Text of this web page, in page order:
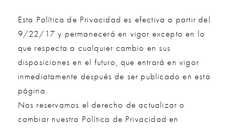
Esta Política de Privacidad es efectiva a partir del
9/22/17 y permanecerá en vigor excepto en lo
que respecta a cualquier cambio en sus
disposiciones en el futuro, que entrará en vigor
inmediatamente después de ser publicado en esta
página.
Nos reservamos el derecho de actualizar o
cambiar nuestra Política de Privacidad en